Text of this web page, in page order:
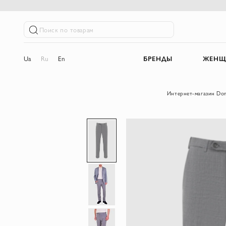
Поиск по товарам
Ua Ru En БРЕНДЫ
Интернет-магазин
Пропустить
перейти
галереям
изображений